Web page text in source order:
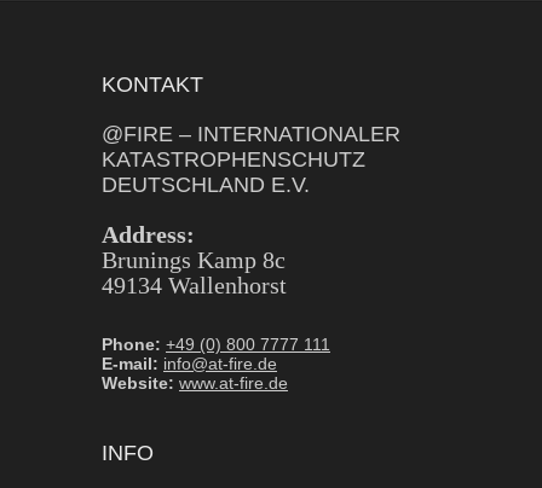
KONTAKT
@FIRE – INTERNATIONALER
KATASTROPHENSCHUTZ
DEUTSCHLAND E.V.
Address:
Brunings Kamp 8c
49134 Wallenhorst
Phone: +49 (0) 800 7777 111
E-mail: info@at-fire.de
Website: www.at-fire.de
INFO